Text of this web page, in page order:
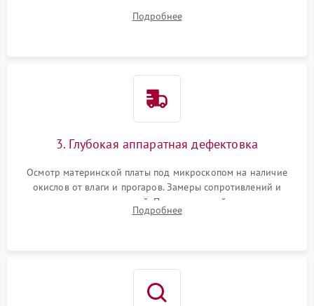
высохшей термопасты с кристаллов чипов.
Подробнее
3. Глубокая аппаратная дефектовка
Осмотр материнской платы под микроскопом на наличие
окислов от влаги и прогаров. Замеры сопротивлений и
дежурных напряжений. Проверка цепей питания,
мультиконтроллера, процессора и видеочипа.
Подробнее